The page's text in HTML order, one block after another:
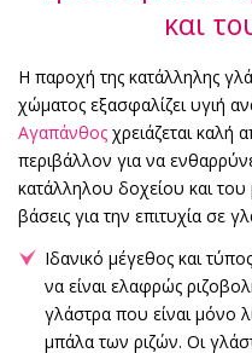
και
Η παροχή της κατάλληλης
χώματος εξασφαλίζει υγιή
Αγαπάνθος χρειάζεται καλή
περιβάλλον για να
κατάλληλου δοχείου και του
βάσεις για την επιτυχία σε
Ιδανικό μέγεθος και
να είναι ελαφρώς
γλάστρα που είναι μόνο
μπάλα των ριζών. Οι